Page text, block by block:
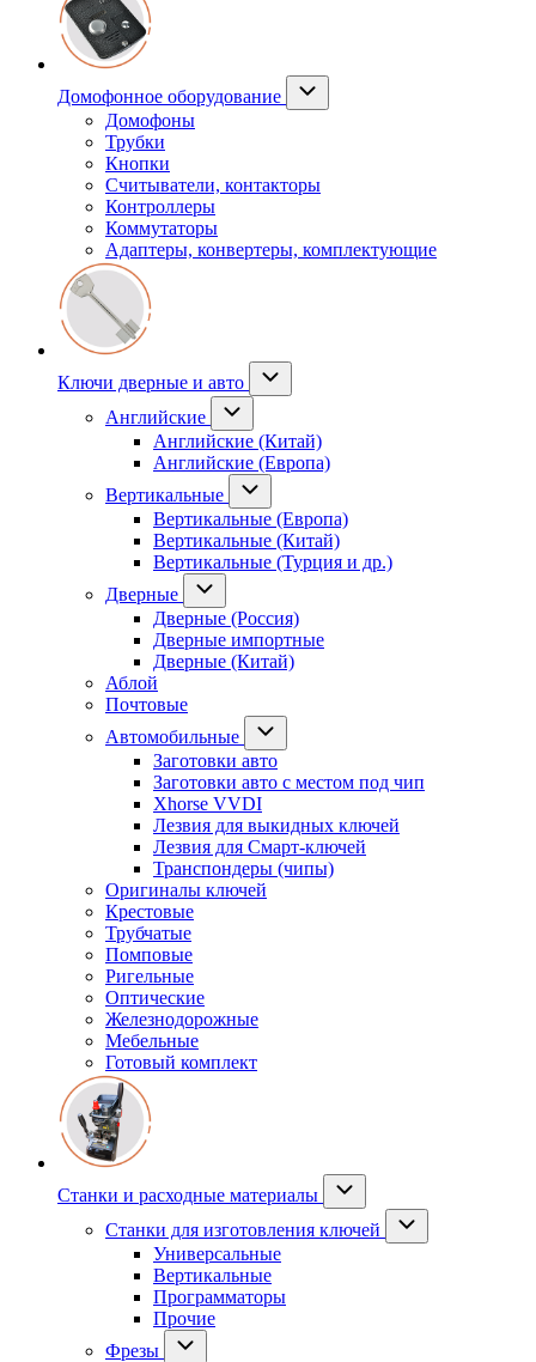
Домофонное оборудование
Домофоны
Трубки
Кнопки
Считыватели, контакторы
Контроллеры
Коммутаторы
Адаптеры, конвертеры, комплектующие
Ключи дверные и авто
Английские
Английские (Китай)
Английские (Европа)
Вертикальные
Вертикальные (Европа)
Вертикальные (Китай)
Вертикальные (Турция и др.)
Дверные
Дверные (Россия)
Дверные импортные
Дверные (Китай)
Аблой
Почтовые
Автомобильные
Заготовки авто
Заготовки авто с местом под чип
Xhorse VVDI
Лезвия для выкидных ключей
Лезвия для Смарт-ключей
Транспондеры (чипы)
Оригиналы ключей
Крестовые
Трубчатые
Помповые
Ригельные
Оптические
Железнодорожные
Мебельные
Готовый комплект
Станки и расходные материалы
Станки для изготовления ключей
Универсальные
Вертикальные
Программаторы
Прочие
Фрезы